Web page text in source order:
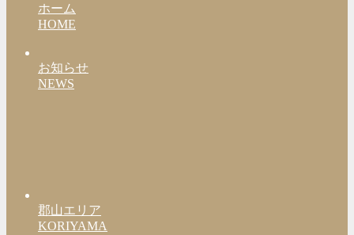
ホーム
HOME
お知らせ
NEWS
郡山エリア
KORIYAMA